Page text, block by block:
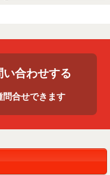
合わせする
問合せできます